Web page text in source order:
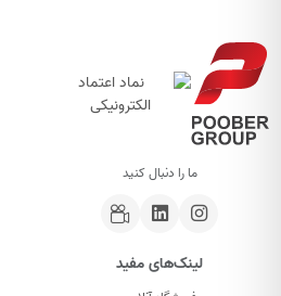
ما را دنبال کنید
لینک‌های مفید